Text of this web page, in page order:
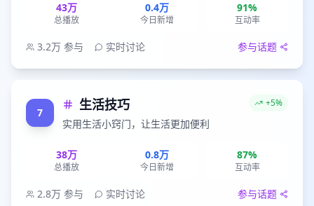
43万
总播放
0.4万
今日新增
91%
互动率
3.2万 参与 实时讨论 参与话题
7 生活技巧
实用生活小窍门，让生活更加便利
+5%
38万
总播放
0.8万
今日新增
87%
互动率
2.8万 参与 实时讨论 参与话题